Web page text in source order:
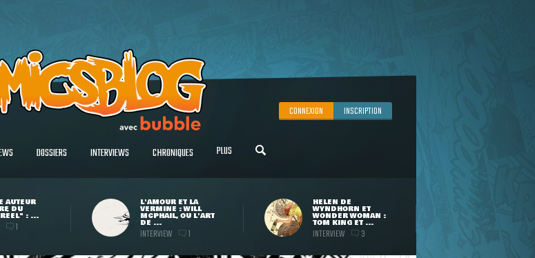
CONNEXION INSCRIPTION
DOSSIERS INTERVIEWS CHRONIQUES PLUS
AUTEUR
DU
: ...
1
L'AMOUR ET LA
VERMINE : WILL
MCPHAIL, OU L'ART
DE ...
INTERVIEW 1
HELEN DE
WYNDHORN ET
WONDER WOMAN :
TOM KING ET ...
INTERVIEW 3